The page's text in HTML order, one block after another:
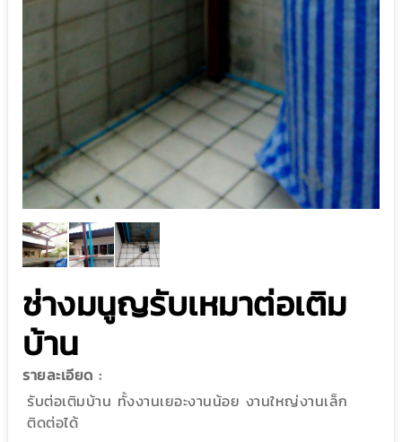
ช่างมนูญรับเหมาต่อเติม
บ้าน
รายละเอียด :
รับต่อเติมบ้าน ทั้งงานเยอะงานน้อย งานใหญ่งานเล็ก
ติดต่อได้